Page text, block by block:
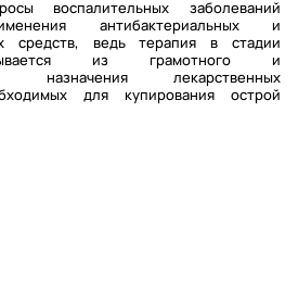
воспалительных заболеваний
антибактериальных и
средств, ведь терапия в стадии
из грамотного и
назначения лекарственных
для купирования острой